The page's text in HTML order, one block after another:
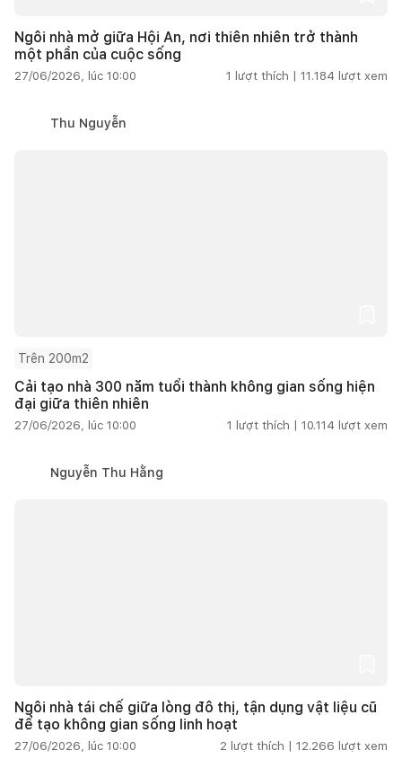
Ngôi nhà mở giữa Hội An, nơi thiên nhiên trở thành
một phần của cuộc sống
27/06/2026, lúc 10:00 1 lượt thích | 11.184 lượt xem
Thu Nguyễn
Trên 200m2
Cải tạo nhà 300 năm tuổi thành không gian sống hiện
đại giữa thiên nhiên
27/06/2026, lúc 10:00 1 lượt thích | 10.114 lượt xem
Nguyễn Thu Hằng
Ngôi nhà tái chế giữa lòng đô thị, tận dụng vật liệu cũ
để tạo không gian sống linh hoạt
27/06/2026, lúc 10:00 2 lượt thích | 12.266 lượt xem